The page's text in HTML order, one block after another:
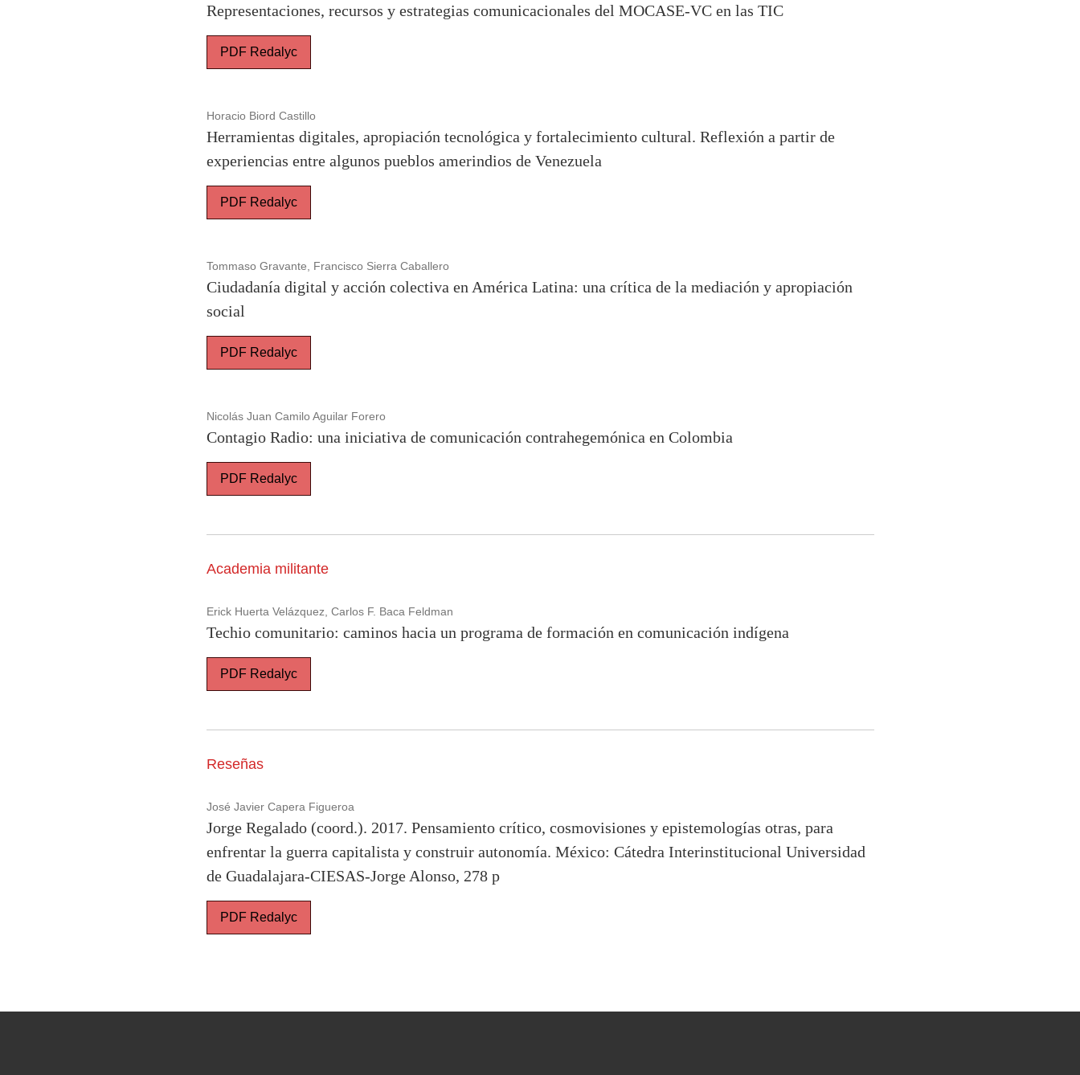
Representaciones, recursos y estrategias comunicacionales del MOCASE-VC en las TIC
PDF Redalyc
Horacio Biord Castillo
Herramientas digitales, apropiación tecnológica y fortalecimiento cultural. Reflexión a partir de
experiencias entre algunos pueblos amerindios de Venezuela
PDF Redalyc
Tommaso Gravante, Francisco Sierra Caballero
Ciudadanía digital y acción colectiva en América Latina: una crítica de la mediación y apropiación
social
PDF Redalyc
Nicolás Juan Camilo Aguilar Forero
Contagio Radio: una iniciativa de comunicación contrahegemónica en Colombia
PDF Redalyc
Academia militante
Erick Huerta Velázquez, Carlos F. Baca Feldman
Techio comunitario: caminos hacia un programa de formación en comunicación indígena
PDF Redalyc
Reseñas
José Javier Capera Figueroa
Jorge Regalado (coord.). 2017. Pensamiento crítico, cosmovisiones y epistemologías otras, para
enfrentar la guerra capitalista y construir autonomía. México: Cátedra Interinstitucional Universidad
de Guadalajara-CIESAS-Jorge Alonso, 278 p
PDF Redalyc